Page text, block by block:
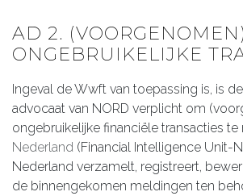
AD 2. (VOORGENOMEN)
ONGEBRUIKELIJKE
Ingeval de Wwft van toepassing is, is
advocaat van NORD verplicht om
ongebruikelijke financiële transacties te
Nederland (Financial Intelligence Unit-
Nederland verzamelt, registreert,
de binnengekomen meldingen ten